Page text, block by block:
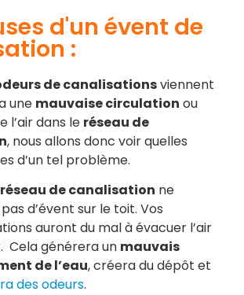
d'un évent de
:
de canalisationsviennent
une mauvaise circulation ou
l’air dans le réseau de
, nous allons donc voir quelles
d’un tel problème.
réseau de canalisation ne
d’évent sur le toit. Vos
auront du mal à évacuer l’air
Cela générera un mauvais
de l’eau, créera du dépôt et
des odeurs.